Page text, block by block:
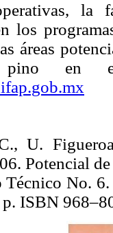
la
los
áreas
pino en
U.
Potencial
Técnico No.
ISBN